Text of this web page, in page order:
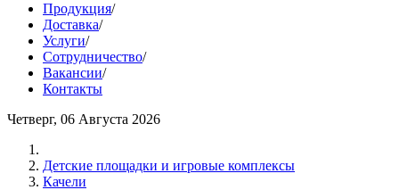
Продукция/
Доставка/
Услуги/
Сотрудничество/
Вакансии/
Контакты
Четверг, 06 Августа 2026
Детские площадки и игровые комплексы
Качели